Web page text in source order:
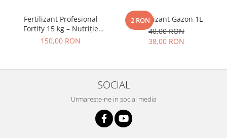
Fertilizant Profesional
Fortify 15 kg – Nutriție
Avansată și Protecție
150,00 RON
-2 RON
Revitalizant Gazon 1L
40,00 RON
38,00 RON
SOCIAL
Urmareste-ne in social media